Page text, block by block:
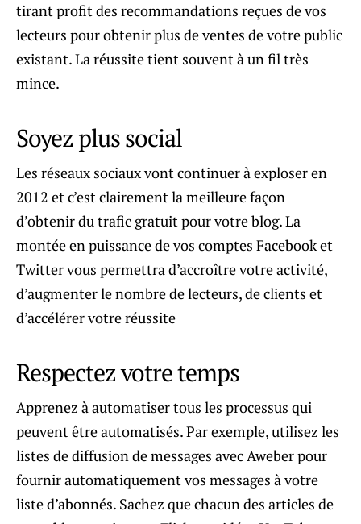
tirant profit des recommandations reçues de vos
lecteurs pour obtenir plus de ventes de votre public
existant. La réussite tient souvent à un fil très
mince.
Soyez plus social
Les réseaux sociaux vont continuer à exploser en
2012 et c’est clairement la meilleure façon
d’obtenir du trafic gratuit pour votre blog. La
montée en puissance de vos comptes Facebook et
Twitter vous permettra d’accroître votre activité,
d’augmenter le nombre de lecteurs, de clients et
d’accélérer votre réussite
Respectez votre temps
Apprenez à automatiser tous les processus qui
peuvent être automatisés. Par exemple, utilisez les
listes de diffusion de messages avec Aweber pour
fournir automatiquement vos messages à votre
liste d’abonnés. Sachez que chacun des articles de